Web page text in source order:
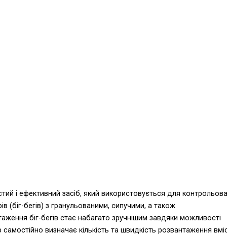
і ефективний засіб, який використовується для
(біг-бегів) з гранульованими, сипучими, а також
біг-бегів стає набагато зручнішим завдяки можливості
визначає кількість та швидкість розвантаження